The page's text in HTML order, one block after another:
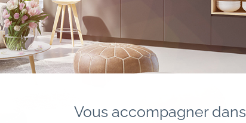
Vous accompagner dans